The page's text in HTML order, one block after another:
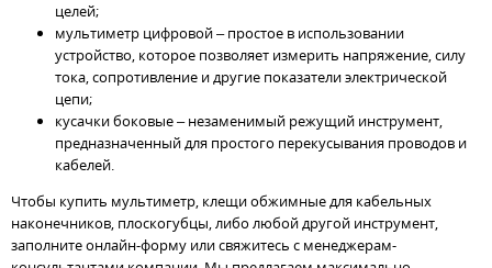
целей;
мультиметр цифровой – простое в использовании
устройство, которое позволяет измерить напряжение, силу
тока, сопротивление и другие показатели электрической
цепи;
кусачки боковые – незаменимый режущий инструмент,
предназначенный для простого перекусывания проводов и
кабелей.
Чтобы купить мультиметр, клещи обжимные для кабельных
наконечников, плоскогубцы, либо любой другой инструмент,
заполните онлайн-форму или свяжитесь с менеджерам-